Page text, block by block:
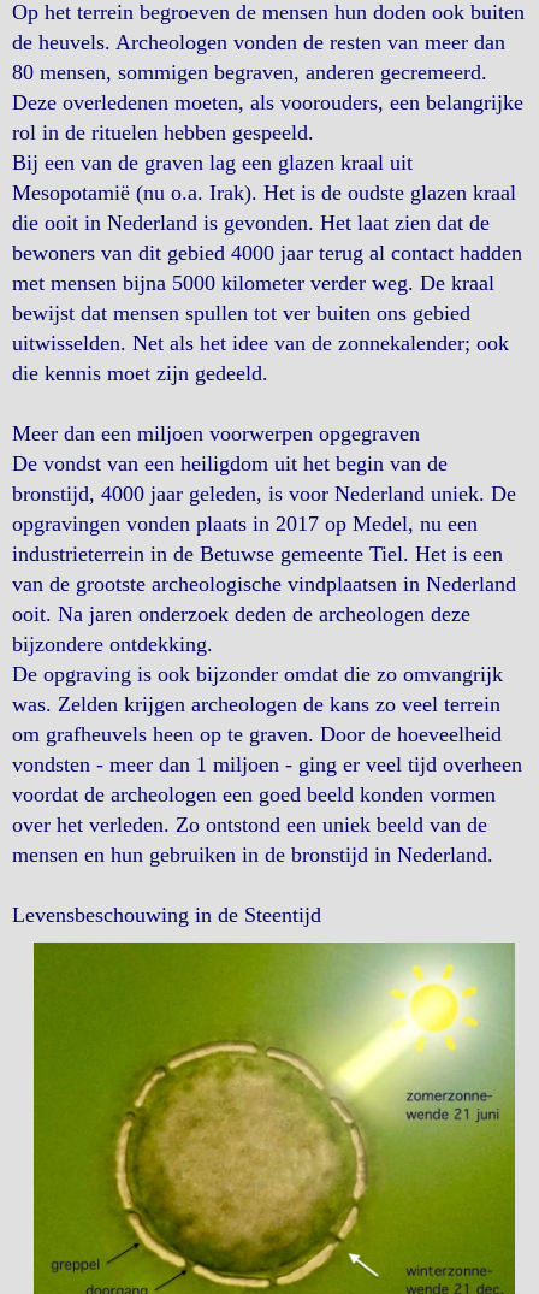
Op het terrein begroeven de mensen hun doden ook buiten
de heuvels. Archeologen vonden de resten van meer dan
80 mensen, sommigen begraven, anderen gecremeerd.
Deze overledenen moeten, als voorouders, een belangrijke
rol in de rituelen hebben gespeeld.
Bij een van de graven lag een glazen kraal uit
Mesopotamië (nu o.a. Irak). Het is de oudste glazen kraal
die ooit in Nederland is gevonden. Het laat zien dat de
bewoners van dit gebied 4000 jaar terug al contact hadden
met mensen bijna 5000 kilometer verder weg. De kraal
bewijst dat mensen spullen tot ver buiten ons gebied
uitwisselden. Net als het idee van de zonnekalender; ook
die kennis moet zijn gedeeld.
Meer dan een miljoen voorwerpen opgegraven
De vondst van een heiligdom uit het begin van de
bronstijd, 4000 jaar geleden, is voor Nederland uniek. De
opgravingen vonden plaats in 2017 op Medel, nu een
industrieterrein in de Betuwse gemeente Tiel. Het is een
van de grootste archeologische vindplaatsen in Nederland
ooit. Na jaren onderzoek deden de archeologen deze
bijzondere ontdekking.
De opgraving is ook bijzonder omdat die zo omvangrijk
was. Zelden krijgen archeologen de kans zo veel terrein
om grafheuvels heen op te graven. Door de hoeveelheid
vondsten - meer dan 1 miljoen - ging er veel tijd overheen
voordat de archeologen een goed beeld konden vormen
over het verleden. Zo ontstond een uniek beeld van de
mensen en hun gebruiken in de bronstijd in Nederland.
Levensbeschouwing in de Steentijd